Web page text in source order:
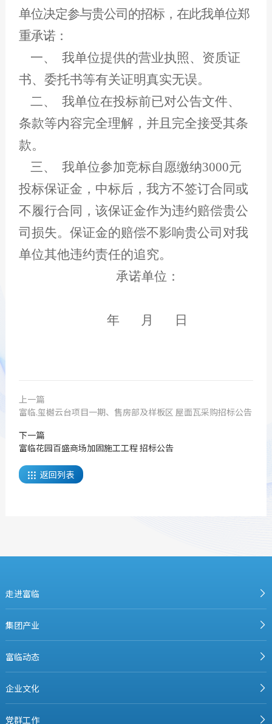
单位决定参与贵公司的招标，在此我单位郑
重承诺：
一、
我单位提供的营业执照、资质证
书、委托书等有关证明真实无误。
二、
我单位在投标前已对公告文件、
条款等内容完全理解，并且完全接受其条
款。
三、
我单位参加竞标自愿缴纳3000元
投标保证金，中标后，我方不签订合同或
不履行合同，该保证金作为违约赔偿贵公
司损失。保证金的赔偿不影响贵公司对我
单位其他违约责任的追究。
承诺单位：
年 月 日
上一篇
富临.玺樾云台项目一期、售房部及样板区 屋面瓦采购招标公告
下一篇
富临花园百盛商场加固施工工程 招标公告
 返回列表
走进富临
集团产业
富临动态
企业文化
党群工作